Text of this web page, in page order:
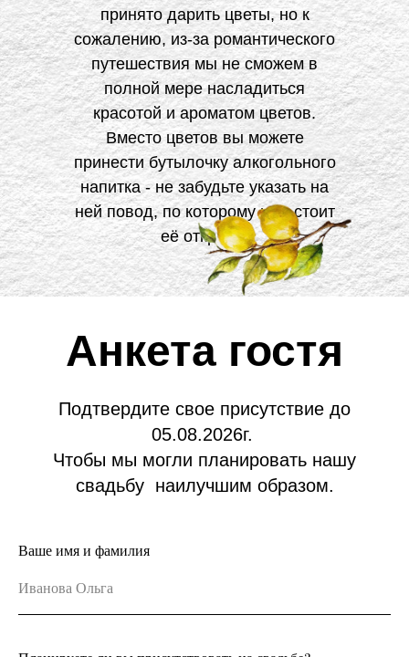
принято дарить цветы, но к
сожалению, из-за романтического
путешествия мы не сможем в
полной мере насладиться
красотой и ароматом цветов.
Вместо цветов вы можете
принести бутылочку алкогольного
напитка - не забудьте указать на
ней повод, по которому нам стоит
её открыть!
Анкета гостя
Подтвердите свое присутствие до
05.08.2026г.
Чтобы мы могли планировать нашу
свадьбу наилучшим образом.
Ваше имя и фамилия